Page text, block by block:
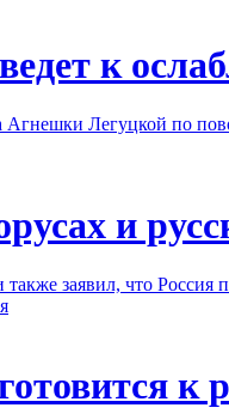
к
Легуцкой по
и
также заявил, что
к